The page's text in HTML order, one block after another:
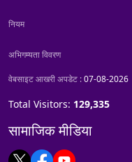
नियम
अभिगम्यता विवरण
वेबसाइट आखरी अपडेट :07-08-2026
Total Visitors: 129,335
सामाजिक मीडिया